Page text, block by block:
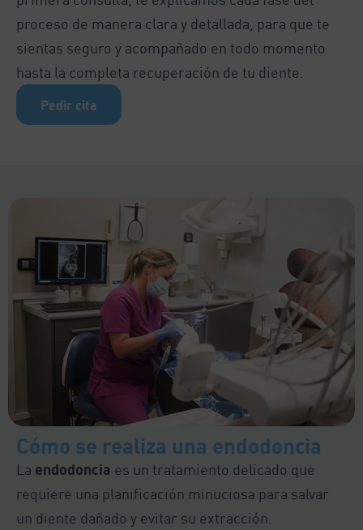
proceso de manera clara y detallada, para que te
sientas seguro y acompañado en todo momento
hasta la completa recuperación de tu diente.
Pedir cita
Cómo se realiza una endodoncia
La endodoncia es un tratamiento delicado que
requiere una planificación minuciosa para salvar
un diente dañado y evitar su extracción.